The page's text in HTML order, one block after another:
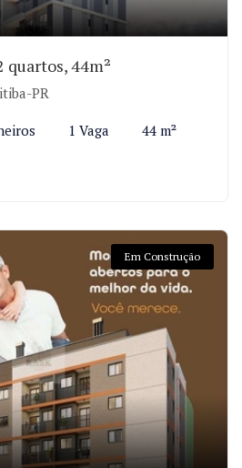
quartos, 44m²
PR
1 Vaga 44 m²
Em Construção